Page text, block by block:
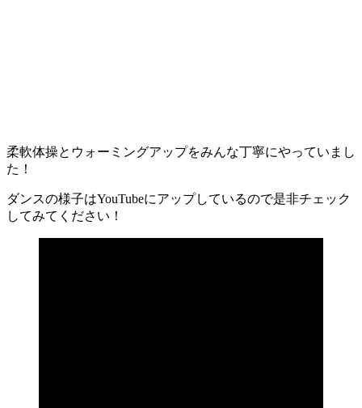
柔軟体操とウォーミングアップをみんな丁寧にやっていまし
た！
ダンスの様子はYouTubeにアップしているので是非チェック
してみてください！